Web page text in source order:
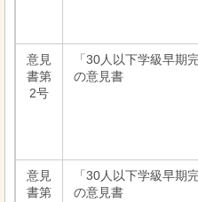
意見
書第
2号
「30人以下学級早期
の意見書
意見
書第
「30人以下学級早期
の意見書